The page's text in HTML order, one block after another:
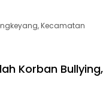
Kecamatan
Korban Bullying,